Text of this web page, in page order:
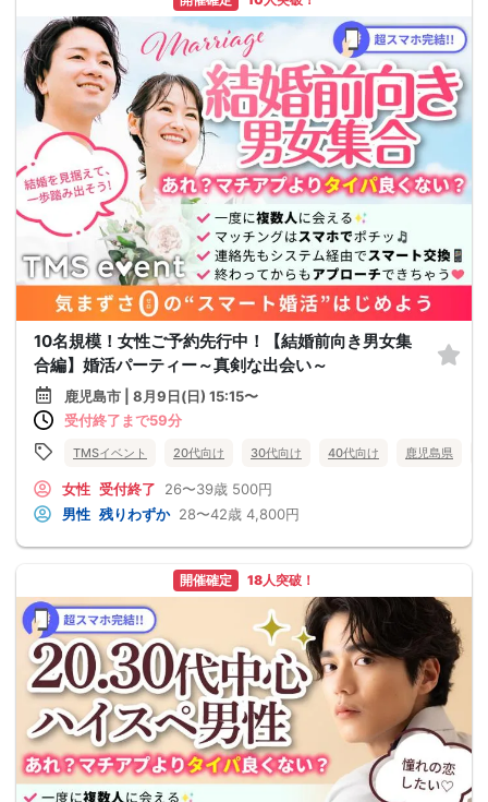
10名規模！女性ご予約先行中！【結婚前向き男女集
合編】婚活パーティー～真剣な出会い～
鹿児島市 | 8月9日(日) 15:15〜
受付終了まで59分
TMSイベント 20代向け 30代向け 40代向け 鹿児島県
女性 受付終了 26〜39歳 500円
男性 残りわずか 28〜42歳 4,800円
開催確定 18人突破！